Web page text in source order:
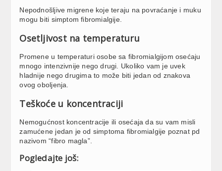
Nepodnošljive migrene koje teraju na povraćanje i muku
mogu biti simptom fibromialgije.
Osetljivost na temperaturu
Promene u temperaturi osobe sa fibromialgijom osećaju
mnogo intenzivnije nego drugi. Ukoliko vam je uvek
hladnije nego drugima to može biti jedan od znakova
ovog oboljenja.
Teškoće u koncentraciji
Nemogućnost koncentracije ili osećaja da su vam misli
zamućene jedan je od simptoma fibromialgije poznat pd
nazivom “fibro magla”.
Pogledajte još: